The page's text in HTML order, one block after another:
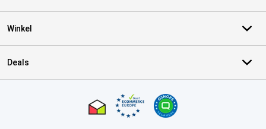
Winkel
Deals